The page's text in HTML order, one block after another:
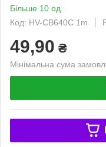
Більше 10 од.
Код: HV-CB640C 1m
49,90 ₴
Мінімальна сума